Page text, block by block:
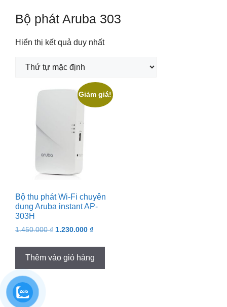
Bộ phát Aruba 303
Hiển thị kết quả duy nhất
Giảm giá!
Bộ thu phát Wi-Fi chuyên
dụng Aruba instant AP-
303H
1.450.000₫ Original
1.450.000 ₫.
1.230.000 ₫Current
1.230.000 ₫.
Thêm vào giỏ hàng